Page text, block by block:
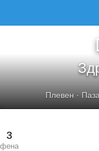
Плевен·
3
фена